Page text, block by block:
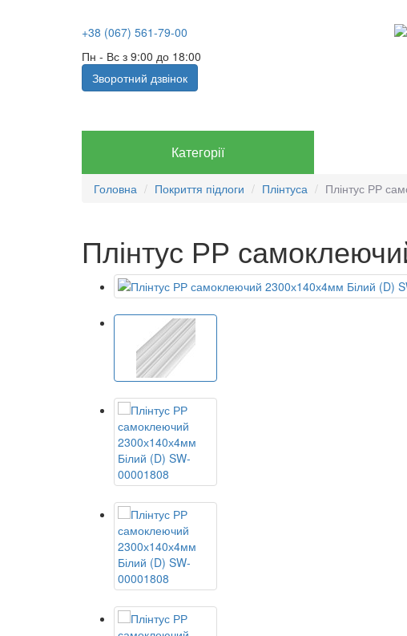
+38 (067) 561-79-00
Пн - Вс з 9:00 до 18:00
Зворотний дзвінок
Категорії
Головна Покриття підлоги Плінтуса Плінтус РР
Плінтус РР